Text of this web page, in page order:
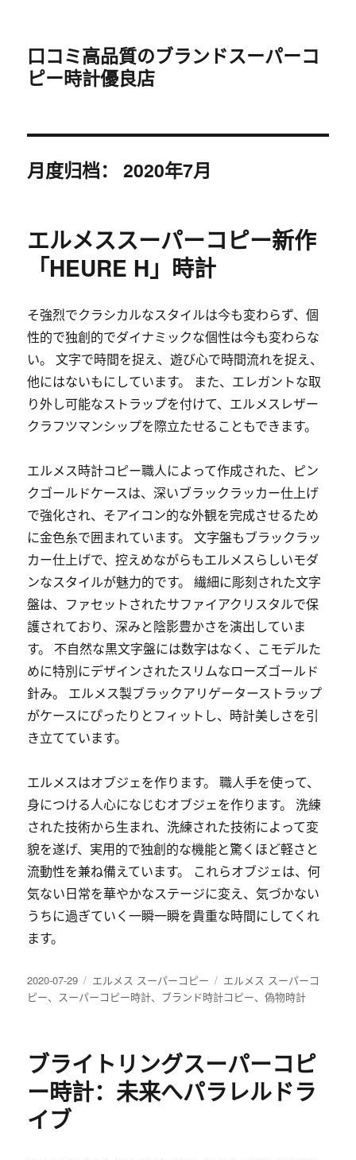
口コミ高品質のブランドスーパーコ
ピー時計優良店
月度归档：2020年7月
エルメススーパーコピー新作
「HEURE H」時計
そ強烈でクラシカルなスタイルは今も変わらず、個
性的で独創的でダイナミックな個性は今も変わらな
い。 文字で時間を捉え、遊び心で時間流れを捉え、
他にはないもにしています。 また、エレガントな取
り外し可能なストラップを付けて、エルメスレザー
クラフツマンシップを際立たせることもできます。
エルメス時計コピー職人によって作成された、ピン
クゴールドケースは、深いブラックラッカー仕上げ
で強化され、そアイコン的な外観を完成させるため
に金色糸で囲まれています。 文字盤もブラックラッ
カー仕上げで、控えめながらもエルメスらしいモダ
ンなスタイルが魅力的です。 繊細に彫刻された文字
盤は、ファセットされたサファイアクリスタルで保
護されており、深みと陰影豊かさを演出していま
す。 不自然な黒文字盤には数字はなく、こモデルた
めに特別にデザインされたスリムなローズゴールド
針み。 エルメス製ブラックアリゲーターストラップ
がケースにぴったりとフィットし、時計美しさを引
き立てています。
エルメスはオブジェを作ります。 職人手を使って、
身につける人心になじむオブジェを作ります。 洗練
された技術から生まれ、洗練された技術によって変
貌を遂げ、実用的で独創的な機能と驚くほど軽さと
流動性を兼ね備えています。 これらオブジェは、何
気ない日常を華やかなステージに変え、気づかない
うちに過ぎていく一瞬一瞬を貴重な時間にしてくれ
ます。
发
布
2020-07-29
分
类
エルメス スーパーコピー
标
签
エルメス スーパーコ
ピー、 スーパーコピー時計、 ブランド時計コピー、偽物時計
ブライトリングスーパーコピ
ー時計：未来へパラレルドラ
イブ